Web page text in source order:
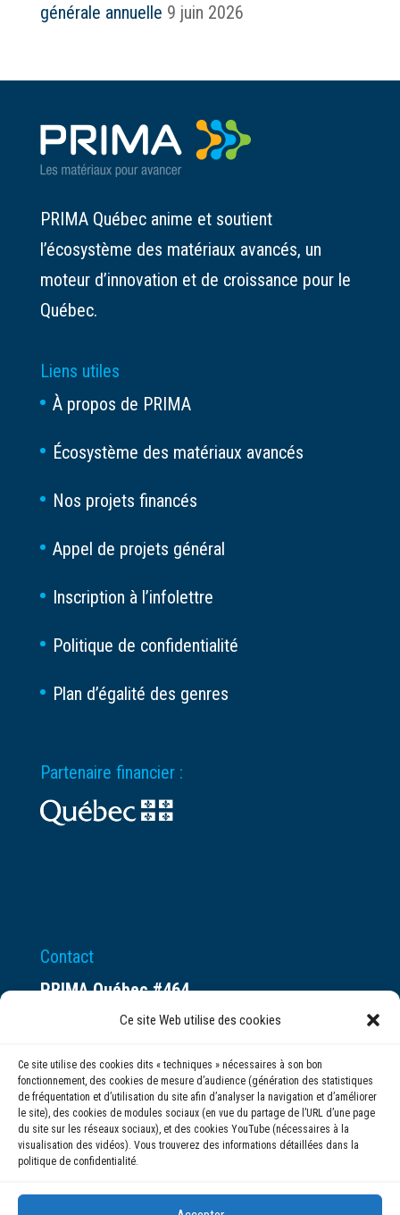
Ce site Web utilise des cookies
Ce site utilise des cookies dits « techniques » nécessaires à son bon
fonctionnement, des cookies de mesure d’audience (génération des statistiques
de fréquentation et d’utilisation du site afin d’analyser la navigation et d’améliorer
le site), des cookies de modules sociaux (en vue du partage de l’URL d’une page
du site sur les réseaux sociaux), et des cookies YouTube (nécessaires à la
visualisation des vidéos). Vous trouverez des informations détaillées dans la
politique de confidentialité.
générale annuelle 9 juin 2026
PRIMA Québec anime et soutient
l’écosystème des matériaux avancés, un
moteur d’innovation et de croissance pour le
Québec.
Liens utiles
À propos de PRIMA
Écosystème des matériaux avancés
Nos projets financés
Appel de projets général
Inscription à l’infolettre
Politique de confidentialité
Plan d’égalité des genres
Partenaire financier :
Contact
PRIMA Québec #464
Espace ax.c
Montréal (QC) H3C 0B4
(514) 284-0211